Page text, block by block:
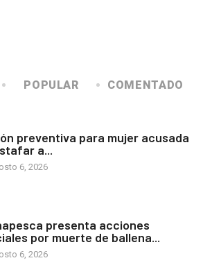
POPULAR COMENTADO
preventiva para mujer acusada
a...
6, 2026
presenta acciones
por muerte de ballena...
6, 2026